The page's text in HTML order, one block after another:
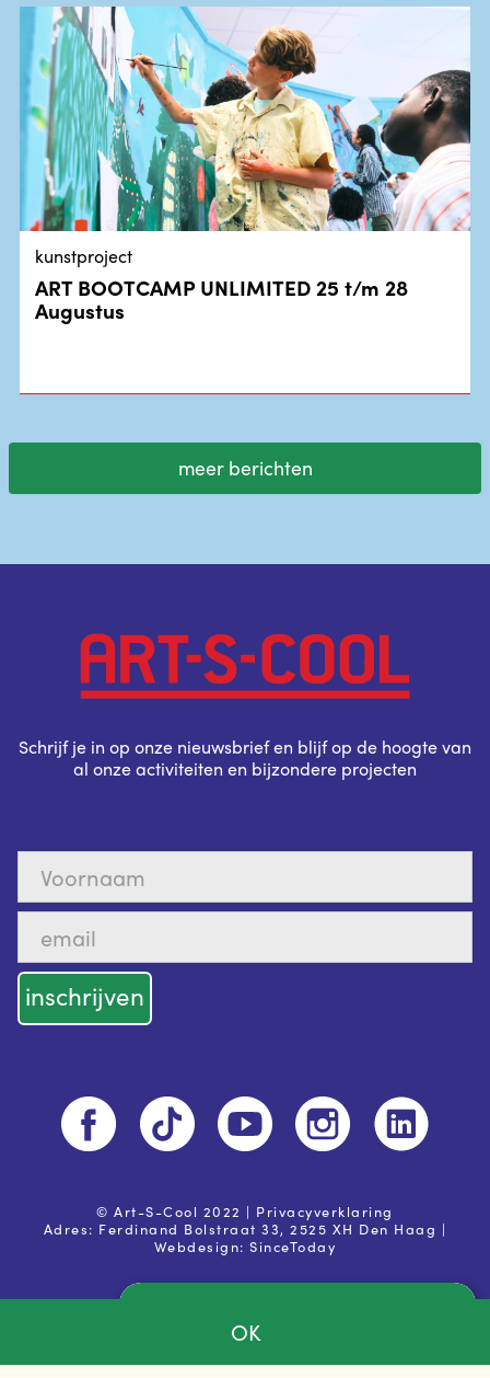
privacy voorwaarden
OK
kunstproject
ART BOOTCAMP UNLIMITED 25 t/m 28
Augustus
meer berichten
Schrijf je in op onze nieuwsbrief en blijf op de hoogte van
al onze activiteiten en bijzondere projecten
© Art-S-Cool 2022 | Privacyverklaring
Adres: Ferdinand Bolstraat 33, 2525 XH Den Haag |
Webdesign:SinceToday